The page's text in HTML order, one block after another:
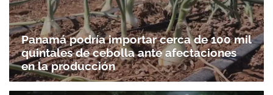
Panamá podría importar cerca de 100 mil
quintales de cebolla ante afectaciones
en la producción